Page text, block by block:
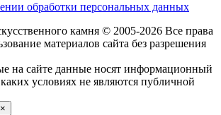
обработки персональных данных
камня © 2005-2026 Все права
материалов сайта без разрешения
на сайте данные носят информационный
условиях не являются публичной
×